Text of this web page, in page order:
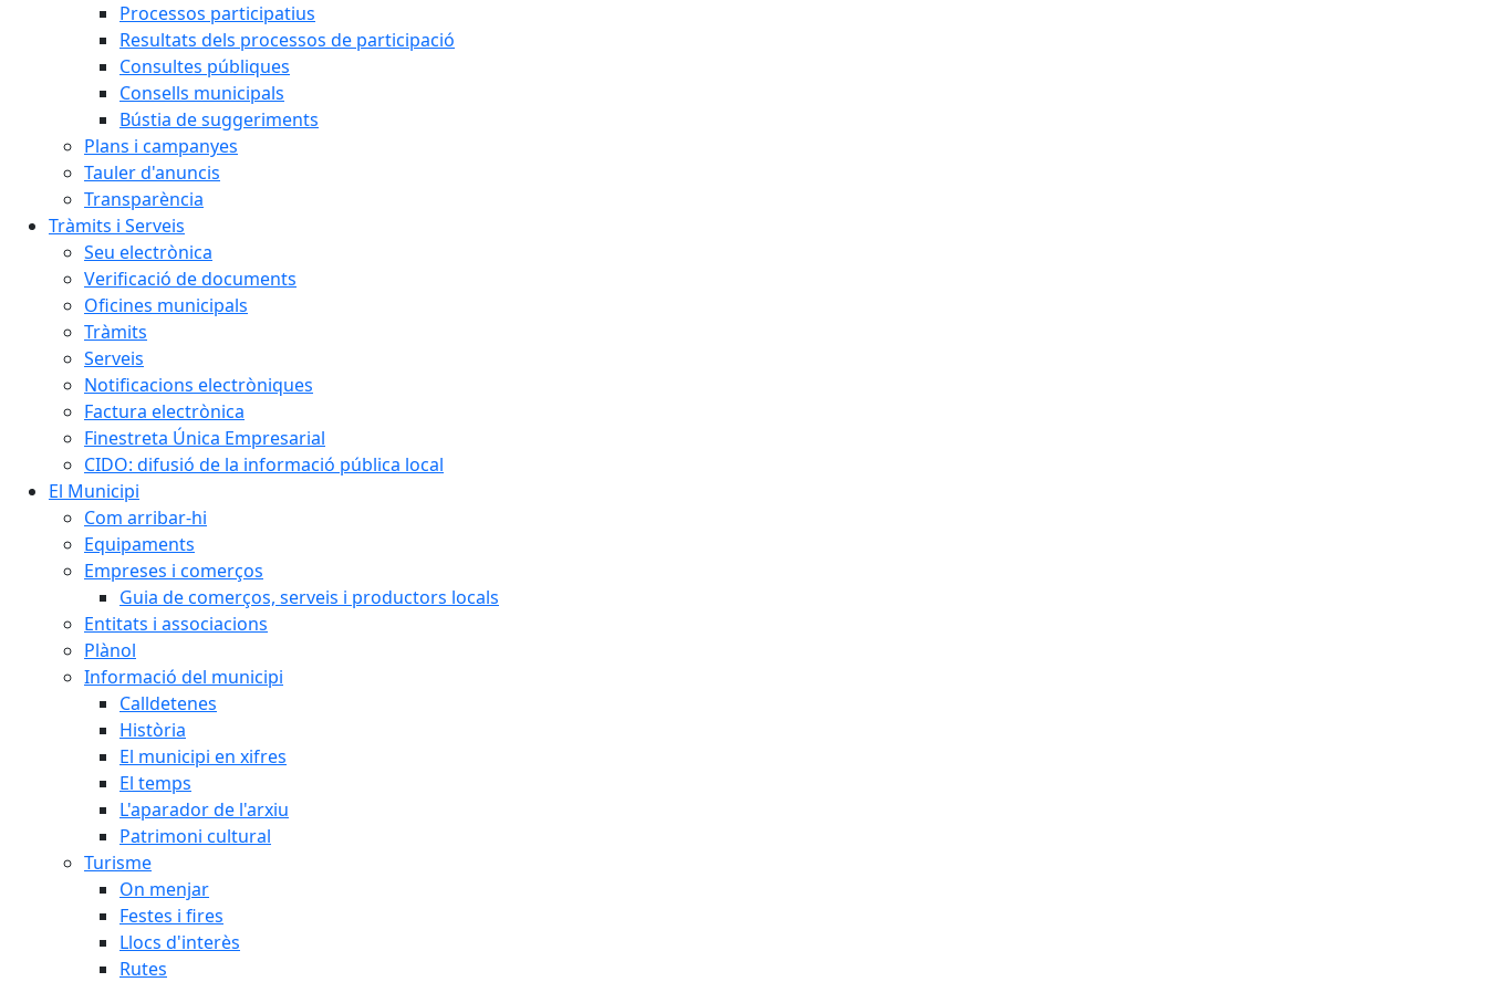
Processos participatius
Resultats dels processos de participació
Consultes públiques
Consells municipals
Bústia de suggeriments
Plans i campanyes
Tauler d'anuncis
Transparència
Tràmits i Serveis
Seu electrònica
Verificació de documents
Oficines municipals
Tràmits
Serveis
Notificacions electròniques
Factura electrònica
Finestreta Única Empresarial
CIDO: difusió de la informació pública local
El Municipi
Com arribar-hi
Equipaments
Empreses i comerços
Guia de comerços, serveis i productors locals
Entitats i associacions
Plànol
Informació del municipi
Calldetenes
Història
El municipi en xifres
El temps
L'aparador de l'arxiu
Patrimoni cultural
Turisme
On menjar
Festes i fires
Llocs d'interès
Rutes